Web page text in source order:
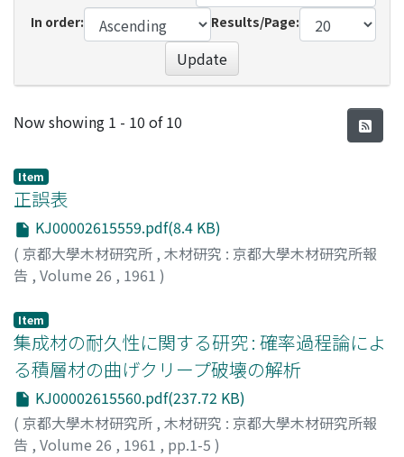
In order:
Results/Page:
Update
Recent Submissions
Now showing 1 - 10 of 10
Item
正誤表
KJ00002615559.pdf(8.4 KB)
( 京都大學木材研究所 , 木材研究 : 京都大學木材研究所報
告 , Volume 26 , 1961 )
Item
集成材の耐久性に関する研究 : 確率過程論によ
る積層材の曲げクリープ破壊の解析
KJ00002615560.pdf(237.72 KB)
( 京都大學木材研究所 , 木材研究 : 京都大學木材研究所報
告 , Volume 26 , 1961 , pp.1-5 )